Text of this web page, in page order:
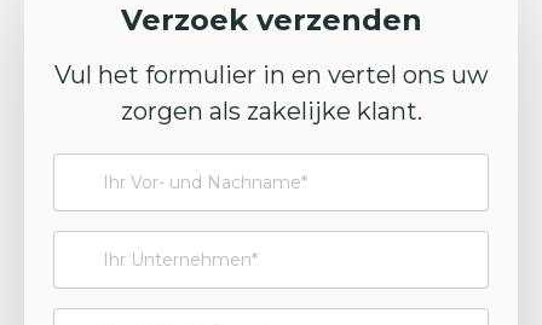
Verzoek verzenden
Vul het formulier in en vertel ons uw
zorgen als zakelijke klant.